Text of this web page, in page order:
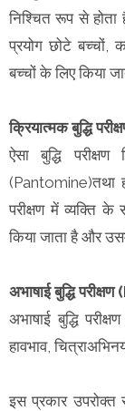
निश्चित रूप से होता
प्रयोग छोटे बच्चों,
बच्चों के लिए किया
क्रियात्मक बुद्धि
ऐसा बुद्धि
(Pantomine)तथा
परीक्षण में व्यक्ति
किया जाता है और
अभाषाई बुद्धि
अभाषाई बुद्धि
हावभाव,
इस प्रकार उपरोक्त